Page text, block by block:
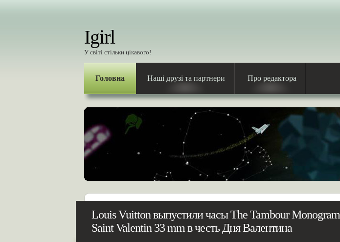
Igirl
У світі стільки цікавого!
Головна Наші друзі та партнери Про редактора
Louis Vuitton выпустили часы The Tambour Monogram
Saint Valentin 33 mm в честь Дня Валентина